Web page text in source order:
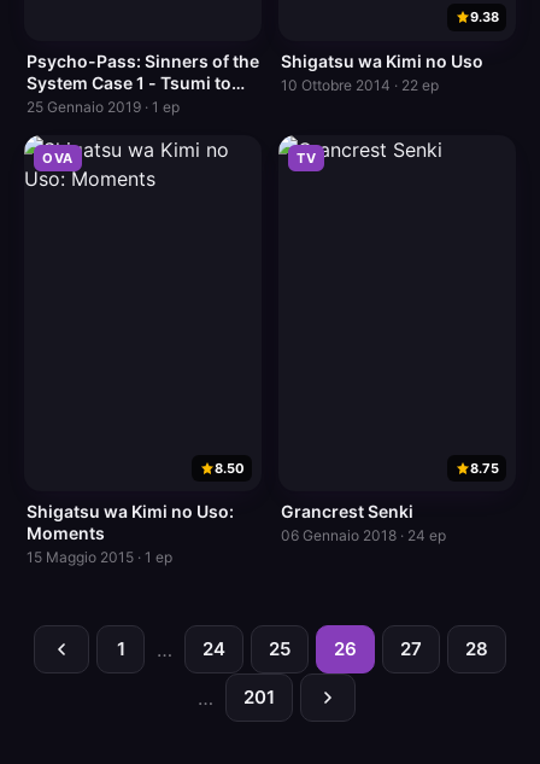
Psycho-Pass: Sinners of the
System Case 1 - Tsumi to
Batsu
25 Gennaio 2019 · 1 ep
9.38
Shigatsu wa Kimi no Uso
10 Ottobre 2014 · 22 ep
OVA
8.50
Shigatsu wa Kimi no Uso:
Moments
15 Maggio 2015 · 1 ep
TV
8.75
Grancrest Senki
06 Gennaio 2018 · 24 ep
1 … 24 25 26 27 28
… 201